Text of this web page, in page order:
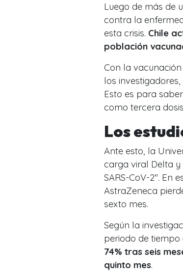
Luego de más de
contra la
esta crisis. Chile
población
Con la
los
Esto es para
como tercera
Los
Ante esto, la
carga viral Delta
SARS-CoV-2″. En
AstraZeneca
sexto mes.
Según la
periodo de tiempo
74% tras seis
quinto mes.